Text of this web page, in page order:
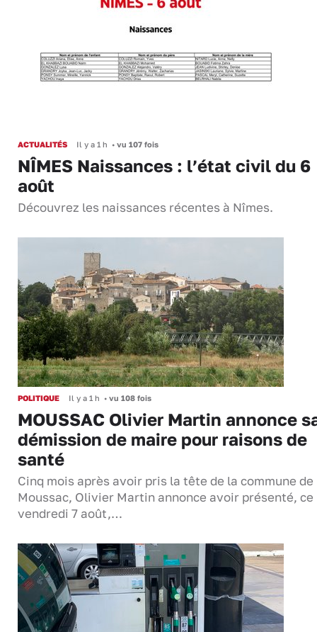
ACTUALITÉS Il y a 1 h • vu 107 fois
NÎMES Naissances : l’état civil du 6
août
Découvrez les naissances récentes à Nîmes.
POLITIQUE Il y a 1 h • vu 108 fois
MOUSSAC Olivier Martin annonce
démission de maire pour raisons de
santé
Cinq mois après avoir pris la tête de la commune de
Moussac, Olivier Martin annonce avoir présenté, ce
vendredi 7 août,…